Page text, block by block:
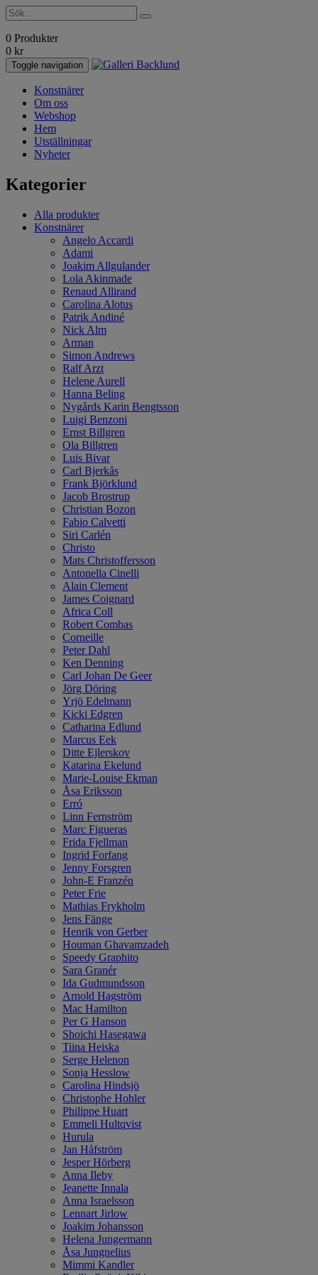
0 Produkter
0 kr
Toggle navigation
Konstnärer
Om oss
Webshop
Hem
Utställningar
Nyheter
Kategorier
Alla produkter
Konstnärer
Angelo Accardi
Adami
Joakim Allgulander
Lola Akinmade
Renaud Allirand
Carolina Alotus
Patrik Andiné
Nick Alm
Arman
Simon Andrews
Ralf Arzt
Helene Aurell
Hanna Beling
Nygårds Karin Bengtsson
Luigi Benzoni
Ernst Billgren
Ola Billgren
Luis Bivar
Carl Bjerkås
Frank Björklund
Jacob Brostrup
Christian Bozon
Fabio Calvetti
Siri Carlén
Christo
Mats Christoffersson
Antonella Cinelli
Alain Clement
James Coignard
Africa Coll
Robert Combas
Corneille
Peter Dahl
Ken Denning
Carl Johan De Geer
Jörg Döring
Yrjö Edelmann
Kicki Edgren
Catharina Edlund
Marcus Eek
Ditte Ejlerskov
Katarina Ekelund
Marie-Louise Ekman
Åsa Eriksson
Erró
Linn Fernström
Marc Figueras
Frida Fjellman
Ingrid Forfang
Jenny Forsgren
John-E Franzén
Peter Frie
Mathias Frykholm
Jens Fänge
Henrik von Gerber
Houman Ghavamzadeh
Speedy Graphito
Sara Granér
Ida Gudmundsson
Arnold Hagström
Mac Hamilton
Per G Hanson
Shoichi Hasegawa
Tiina Heiska
Serge Helenon
Sonja Hesslow
Carolina Hindsjö
Christophe Hohler
Philippe Huart
Emmeli Hultqvist
Hurula
Jan Håfström
Jesper Hörberg
Anna Ileby
Jeanette Innala
Anna Israelsson
Lennart Jirlow
Joakim Johansson
Helena Jungermann
Åsa Jungnelius
Mimmi Kandler